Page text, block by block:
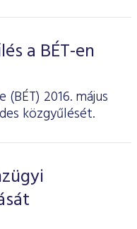
a BÉT-en
(BÉT) 2016. május
köz­gyűlését.